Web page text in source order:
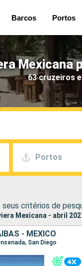
Barcos Portos
Mexicana
63 cruzeiros
Portos
seus critérios de
Mexicana - abril
- MEXICO
San Diego